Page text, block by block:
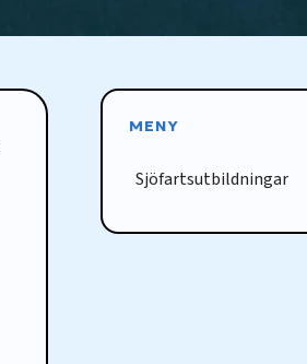
MENY
Sjöfartsutbildningar